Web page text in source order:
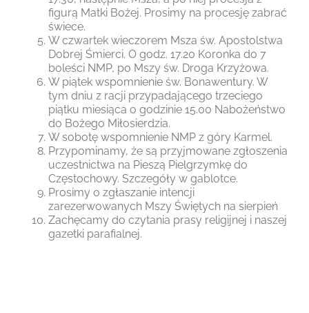
figurą Matki Bożej. Prosimy na procesję zabrać
świece.
W czwartek wieczorem Msza św. Apostolstwa
Dobrej Śmierci. O godz. 17.20 Koronka do 7
boleści NMP, po Mszy św. Droga Krzyżowa.
W piątek wspomnienie św. Bonawentury. W
tym dniu z racji przypadającego trzeciego
piątku miesiąca o godzinie 15.00 Nabożeństwo
do Bożego Miłosierdzia.
W sobotę wspomnienie NMP z góry Karmel.
Przypominamy, że są przyjmowane zgłoszenia
uczestnictwa na Pieszą Pielgrzymkę do
Częstochowy. Szczegóły w gablotce.
Prosimy o zgłaszanie intencji
zarezerwowanych Mszy Świętych na sierpień
Zachęcamy do czytania prasy religijnej i naszej
gazetki parafialnej.